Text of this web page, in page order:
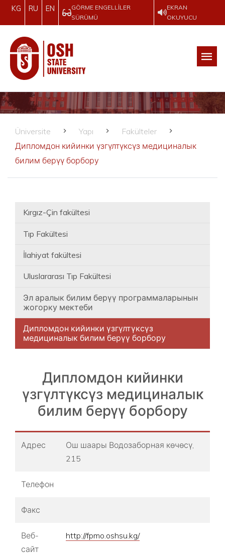
KG RU EN
GÖRME ENGELLILER
SÜRÜMÜ
EKRAN
OKUYUCU
Üniversite Yapı
Fakülteler
Дипломдон кийинки үзгүлтүксүз медициналык
билим берүү борбору
Kırgız-Çin fakültesi
Tıp Fakültesi
İlahiyat fakültesi
Uluslararası Tıp Fakültesi
Эл аралык билим берүү программаларынын
жогорку мектеби
Дипломдон кийинки үзгүлтүксүз
медициналык билим берүү борбору
Дипломдон кийинки
үзгүлтүксүз медициналык
билим берүү борбору
Адрес
Ош шаары ​Водозаборная көчөсү,
215
Телефон
Факс
Веб-
сайт
http://fpmo.oshsu.kg/